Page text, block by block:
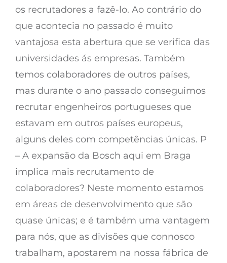
os recrutadores a fazê-lo. Ao contrário do
que acontecia no passado é muito
vantajosa esta abertura que se verifica das
universidades ás empresas. Também
temos colaboradores de outros países,
mas durante o ano passado conseguimos
recrutar engenheiros portugueses que
estavam em outros países europeus,
alguns deles com competências únicas. P
– A expansão da Bosch aqui em Braga
implica mais recrutamento de
colaboradores? Neste momento estamos
em áreas de desenvolvimento que são
quase únicas; e é também uma vantagem
para nós, que as divisões que connosco
trabalham, apostarem na nossa fábrica de